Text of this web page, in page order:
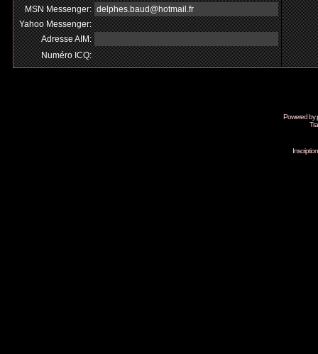
MSN Messenger: delphes.baud@hotmail.fr
Yahoo Messenger:
Adresse AIM:
Numéro ICQ:
Powered by